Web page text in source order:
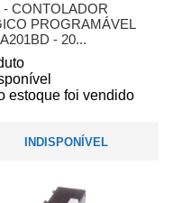
- CONTOLADOR
PROGRAMÁVEL
- 20...
estoque foi vendido
INDISPONÍVEL